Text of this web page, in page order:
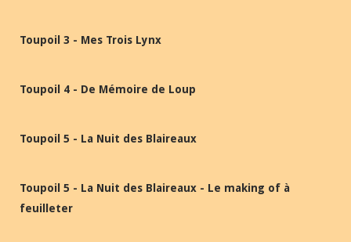
Toupoil 3 - Mes Trois Lynx
Toupoil 4 - De Mémoire de Loup
Toupoil 5 - La Nuit des Blaireaux
Toupoil 5 - La Nuit des Blaireaux - Le making of à
feuilleter